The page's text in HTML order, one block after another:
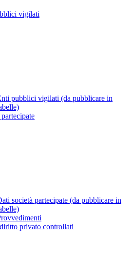
vigilati
pubblici vigilati (da pubblicare in
società partecipate (da pubblicare in
privato controllati